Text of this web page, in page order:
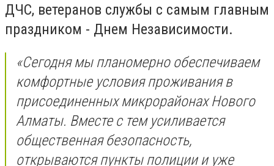
ДЧС, ветеранов службы с самым главным
праздником - Днем Независимости.
«Сегодня мы планомерно обеспечиваем
комфортные условия проживания в
присоединенных микрорайонах Нового
Алматы. Вместе с тем усиливается
общественная безопасность,
открываются пункты полиции и уже